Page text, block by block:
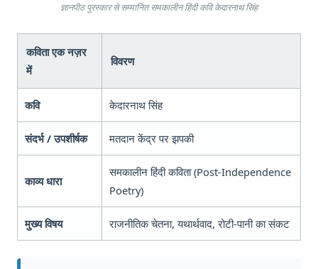
ज्ञानपीठ पुरस्कार से सम्मानित समकालीन हिंदी कवि केदारनाथ सिंह
कविता एक नज़र
में
विवरण
कवि केदारनाथ सिंह
संदर्भ / उपशीर्षक मतदान केंद्र पर झपकी
काव्य धारा
समकालीन हिंदी कविता (Post-Independence
Poetry)
मुख्य विषय राजनीतिक चेतना, यथार्थवाद, रोटी-पानी का संकट